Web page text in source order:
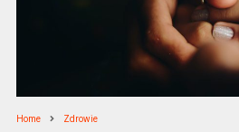
Home Zdrowie